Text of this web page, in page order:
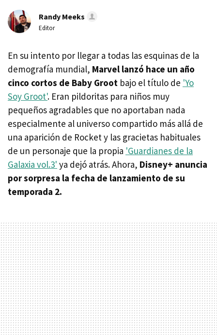
Randy Meeks
Editor
En su intento por llegar a todas las esquinas de la
demografía mundial, Marvel lanzó hace un año
cinco cortos de Baby Groot bajo el título de 'Yo
Soy Groot'. Eran pildoritas para niños muy
pequeños agradables que no aportaban nada
especialmente al universo compartido más allá de
una aparición de Rocket y las gracietas habituales
de un personaje que la propia 'Guardianes de la
Galaxia vol.3' ya dejó atrás. Ahora, Disney+ anuncia
por sorpresa la fecha de lanzamiento de su
temporada 2.